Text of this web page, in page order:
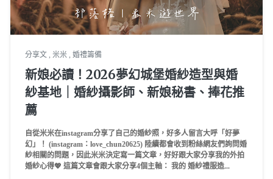
分享文 , 米米 , 婚禮籌備
新娘必讀！2026夢幻城堡婚紗造型與婚
紗基地｜婚紗攝影師、新娘秘書、捧花推
薦
自從米米在instagram分享了自己的婚紗照，好多人留言大呼「好夢
幻」！ (instagram：love_chun20625) 陸續都會收到粉絲網友們詢問婚
紗相關的問題，因此米米決定寫一篇文章，好好跟大家分享我的外拍
婚紗心得💖 這篇文章會跟大家分享4個主軸： 我的 婚紗禮服造...